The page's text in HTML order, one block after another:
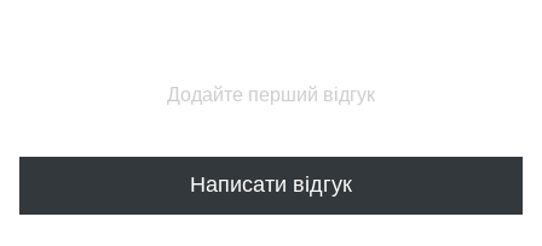
Додайте перший відгук
Написати відгук